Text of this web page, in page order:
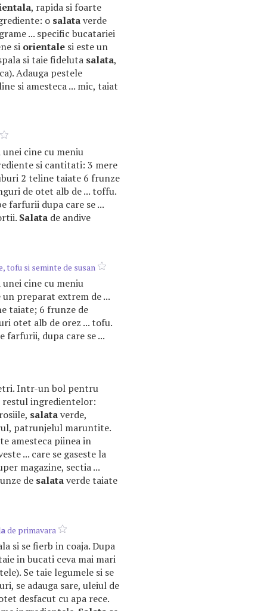
, rapida si foarte
o salataverde
... specific bucatariei
si orientale si este un
si taie fideluta salata,
Adauga pestele
si amesteca ... mic, taiat
unei cine cu meniu
si cantitati: 3 mere
2 teline taiate 6 frunze
de otet alb de ... toffu.
farfurii dupa care se ...
Salata de andive
tofu si seminte de susan
unei cine cu meniu
un preparat extrem de ...
taiate; 6 frunze de
otet alb de orez ... tofu.
farfurii, dupa care se ...
Intr-un bol pentru
ingredientelor:
salataverde,
patrunjelul maruntite.
amesteca piinea in
... care se gaseste la
magazine, sectia ...
de salataverde taiate
de primavara
si se fierb in coaja. Dupa
in bucati ceva mai mari
Se taie legumele si se
se adauga sare, uleiul de
desfacut cu apa rece.